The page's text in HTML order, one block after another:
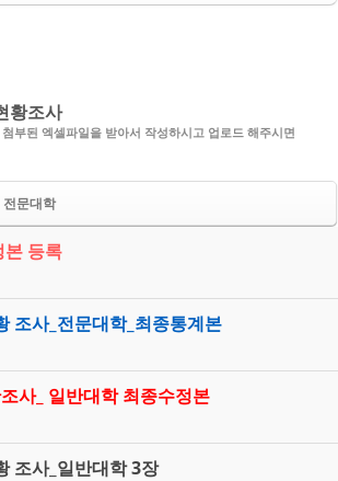
황조사
부된 엑셀파일을 받아서 작성하시고 업로드 해주시면
전문대학
본 등록
조사_전문대학_최종통계본
사_ 일반대학 최종수정본
조사_일반대학 3장